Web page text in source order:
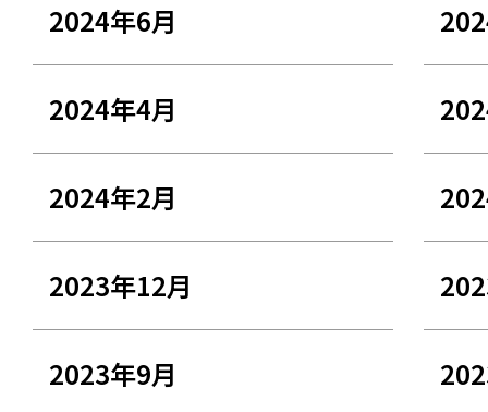
2024年6月
2024年4月
2024年2月
2023年12月
2023年9月